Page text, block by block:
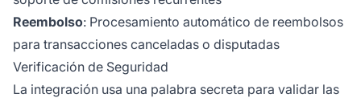
Reembolso: Procesamiento automático de reembolsos
para transacciones canceladas o disputadas
Verificación de Seguridad
La integración usa una palabra secreta para validar las